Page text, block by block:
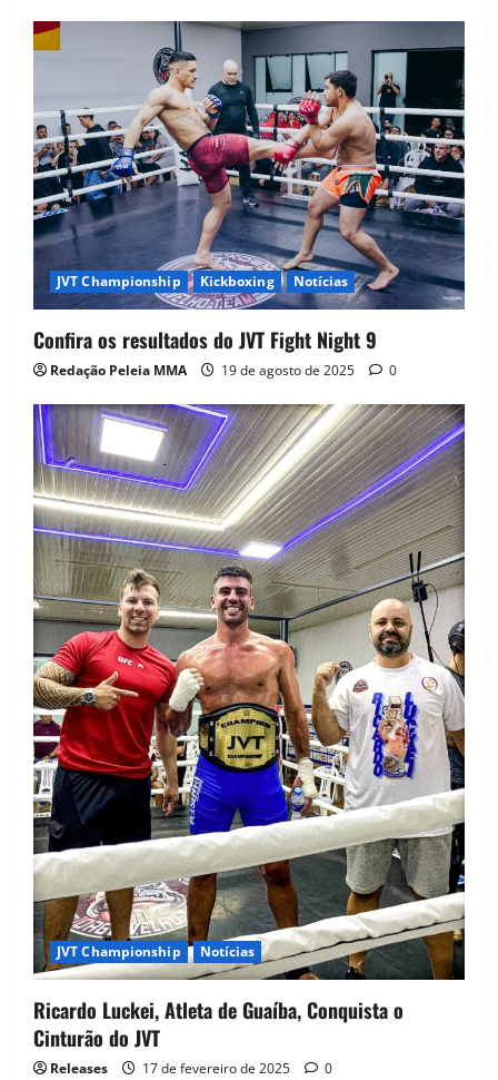
JVT Championship Kickboxing Notícias
Confira os resultados do JVT Fight Night 9
Redação Peleia MMA 19 de agosto de 2025 0
JVT Championship Notícias
Ricardo Luckei, Atleta de Guaíba, Conquista o
Cinturão do JVT
Releases 17 de fevereiro de 2025 0